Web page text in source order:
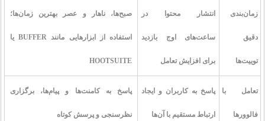
زمان‌بندی
دقیق
توییت‌ها
انتشار محتوا در
ساعت‌های اوج بازدید
برای افزایش تعامل
صبح‌ها، ناهار و عصر بهترین زمان‌ها؛
استفاده از ابزارهایی مانند BUFFER یا
HOOTSUITE
تعامل با
فالوورها
پاسخ به کاربران و ایجاد
ارتباط مستقیم با آن‌ها
پاسخ به کامنت‌ها و پیام‌ها، برگزاری
نظرسنجی و پرسش کوتاه